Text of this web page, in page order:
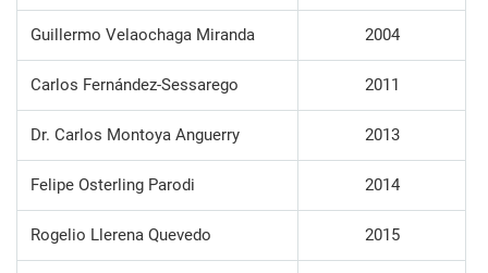
Guillermo Velaochaga Miranda 2004
Carlos Fernández-Sessarego 2011
Dr. Carlos Montoya Anguerry 2013
Felipe Osterling Parodi 2014
Rogelio Llerena Quevedo 2015